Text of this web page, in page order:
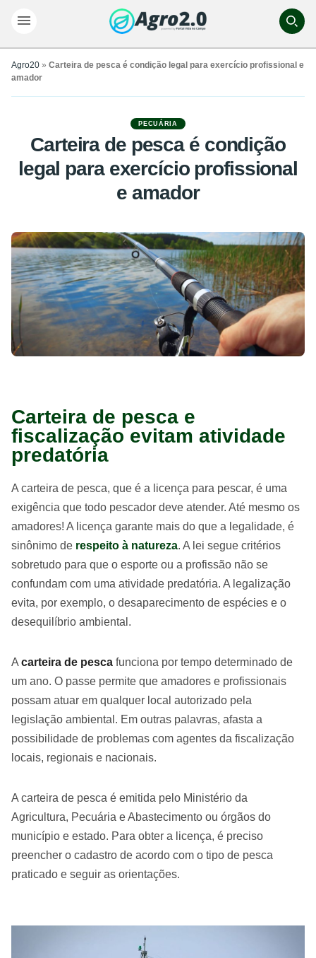
Agro20 » Carteira de pesca é condição legal para exercício profissional e
amador
PECUÁRIA
Carteira de pesca é condição
legal para exercício profissional
e amador
Carteira de pesca e
fiscalização evitam atividade
predatória
A carteira de pesca, que é a licença para pescar, é uma
exigência que todo pescador deve atender. Até mesmo os
amadores! A licença garante mais do que a legalidade, é
sinônimo de respeito à natureza. A lei segue critérios
sobretudo para que o esporte ou a profissão não se
confundam com uma atividade predatória. A legalização
evita, por exemplo, o desaparecimento de espécies e o
desequilíbrio ambiental.
A carteira de pesca funciona por tempo determinado de
um ano. O passe permite que amadores e profissionais
possam atuar em qualquer local autorizado pela
legislação ambiental. Em outras palavras, afasta a
possibilidade de problemas com agentes da fiscalização
locais, regionais e nacionais.
A carteira de pesca é emitida pelo Ministério da
Agricultura, Pecuária e Abastecimento ou órgãos do
município e estado. Para obter a licença, é preciso
preencher o cadastro de acordo com o tipo de pesca
praticado e seguir as orientações.